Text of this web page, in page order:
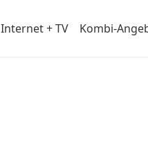
Internet + TV Kombi-